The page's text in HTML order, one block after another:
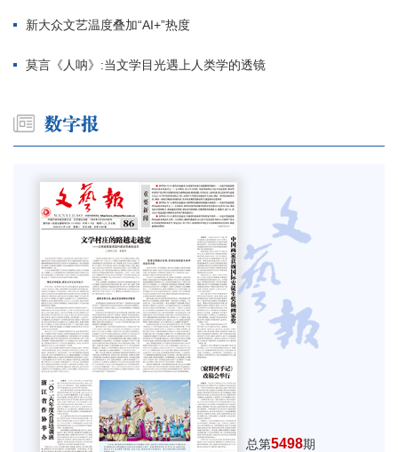
新大众文艺温度叠加“AI+”热度
莫言《人呐》:当文学目光遇上人类学的透镜
总第5498期